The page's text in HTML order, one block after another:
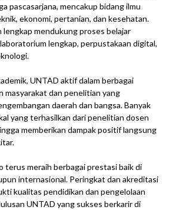
pascasarjana, mencakup bidang ilmu
ekonomi, pertanian, dan kesehatan.
lengkap mendukung proses belajar
lengkap, perpustakaan digital,
UNTAD aktif dalam berbagai
masyarakat dan penelitian yang
daerah dan bangsa. Banyak
yang terhasilkan dari penelitian dosen
memberikan dampak positif langsung
terus meraih berbagai prestasi baik di
internasional. Peringkat dan akreditasi
kualitas pendidikan dan pengelolaan
UNTAD yang sukses berkarir di